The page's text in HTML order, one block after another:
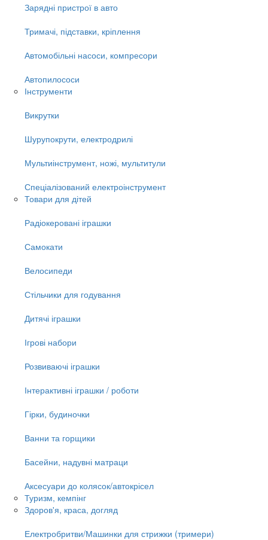
Зарядні пристрої в авто
Тримачі, підставки, кріплення
Автомобільні насоси, компресори
Автопилососи
Інструменти
Викрутки
Шурупокрути, електродрилі
Мультиінструмент, ножі, мультитули
Спеціалізований електроінструмент
Товари для дітей
Радіокеровані іграшки
Самокати
Велосипеди
Стільчики для годування
Дитячі іграшки
Ігрові набори
Розвиваючі іграшки
Інтерактивні іграшки / роботи
Гірки, будиночки
Ванни та горщики
Басейни, надувні матраци
Аксесуари до колясок/автокрісел
Туризм, кемпінг
Здоров'я, краса, догляд
Електробритви/Машинки для стрижки (тримери)